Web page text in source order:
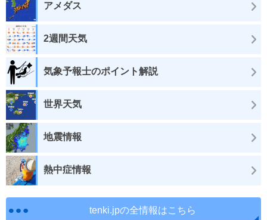
アメダス
2週間天気
気象予報士のポイント解説
世界天気
地震情報
熱中症情報
tenki.jpの全情報はこちら